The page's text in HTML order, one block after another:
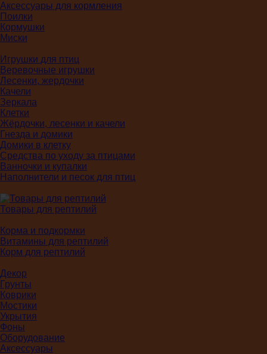
Аксессуары для кормления
Поилки
Кормушки
Миски
Игрушки для птиц
Веревочные игрушки
Лесенки, жердочки
Качели
Зеркала
Клетки
Жёрдочки, лесенки и качели
Гнезда и домики
Домики в клетку
Средства по уходу за птицами
Ванночки и купалки
Наполнители и песок для птиц
Товары для рептилий
Корма и подкормки
Витамины для рептилий
Корм для рептилий
Декор
Грунты
Коврики
Мостики
Укрытия
Фоны
Оборудование
Аксессуары